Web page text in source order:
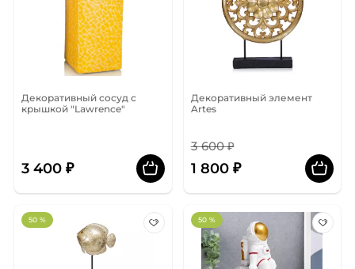
Декоративный сосуд с
крышкой "Lawrence"
3 400 ₽
Декоративный элемент
Artes
3 600 ₽
1 800 ₽
50 % 50 %